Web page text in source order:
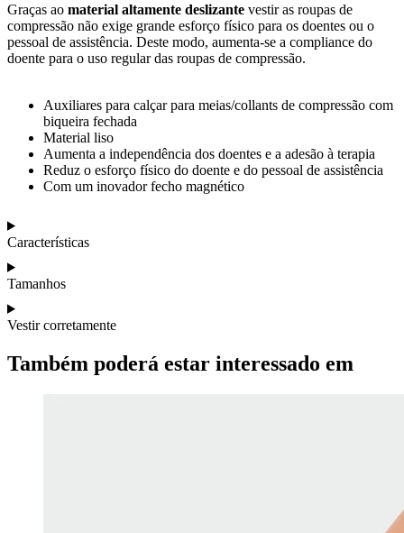
Graças ao material altamente deslizante vestir as roupas de
compressão não exige grande esforço físico para os doentes ou o
pessoal de assistência. Deste modo, aumenta-se a compliance do
doente para o uso regular das roupas de compressão.
Auxiliares para calçar para meias/collants de compressão com
biqueira fechada
Material liso
Aumenta a independência dos doentes e a adesão à terapia
Reduz o esforço físico do doente e do pessoal de assistência
Com um inovador fecho magnético
Características
Tamanhos
Vestir corretamente
Também poderá estar interessado em